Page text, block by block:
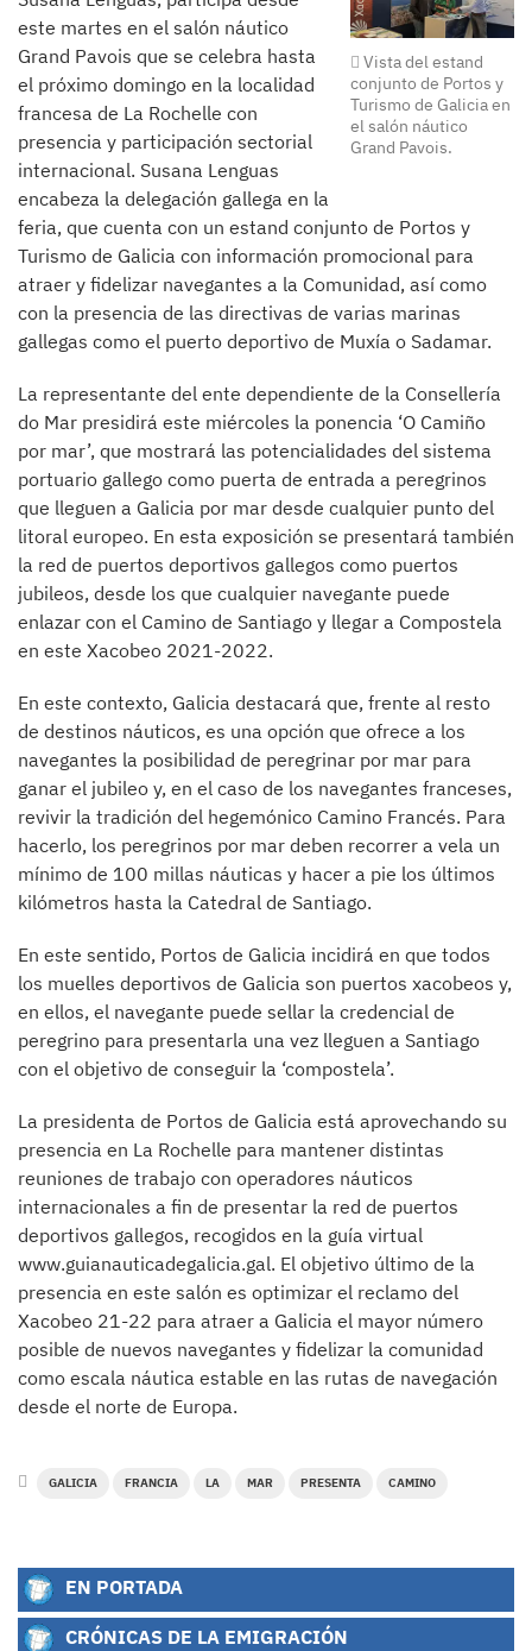
Vista del estand
conjunto de Portos y
Turismo de Galicia en
el salón náutico
Grand Pavois.
este martes en el salón náutico
Grand Pavois que se celebra hasta
el próximo domingo en la localidad
francesa de La Rochelle con
presencia y participación sectorial
internacional. Susana Lenguas
encabeza la delegación gallega en la
feria, que cuenta con un estand conjunto de Portos y
Turismo de Galicia con información promocional para
atraer y fidelizar navegantes a la Comunidad, así como
con la presencia de las directivas de varias marinas
gallegas como el puerto deportivo de Muxía o Sadamar.
La representante del ente dependiente de la Consellería
do Mar presidirá este miércoles la ponencia ‘O Camiño
por mar’, que mostrará las potencialidades del sistema
portuario gallego como puerta de entrada a peregrinos
que lleguen a Galicia por mar desde cualquier punto del
litoral europeo. En esta exposición se presentará también
la red de puertos deportivos gallegos como puertos
jubileos, desde los que cualquier navegante puede
enlazar con el Camino de Santiago y llegar a Compostela
en este Xacobeo 2021-2022.
En este contexto, Galicia destacará que, frente al resto
de destinos náuticos, es una opción que ofrece a los
navegantes la posibilidad de peregrinar por mar para
ganar el jubileo y, en el caso de los navegantes franceses,
revivir la tradición del hegemónico Camino Francés. Para
hacerlo, los peregrinos por mar deben recorrer a vela un
mínimo de 100 millas náuticas y hacer a pie los últimos
kilómetros hasta la Catedral de Santiago.
En este sentido, Portos de Galicia incidirá en que todos
los muelles deportivos de Galicia son puertos xacobeos y,
en ellos, el navegante puede sellar la credencial de
peregrino para presentarla una vez lleguen a Santiago
con el objetivo de conseguir la ‘compostela’.
La presidenta de Portos de Galicia está aprovechando su
presencia en La Rochelle para mantener distintas
reuniones de trabajo con operadores náuticos
internacionales a fin de presentar la red de puertos
deportivos gallegos, recogidos en la guía virtual
www.guianauticadegalicia.gal. El objetivo último de la
presencia en este salón es optimizar el reclamo del
Xacobeo 21-22 para atraer a Galicia el mayor número
posible de nuevos navegantes y fidelizar la comunidad
como escala náutica estable en las rutas de navegación
desde el norte de Europa.
GALICIA FRANCIA LA MAR PRESENTA CAMINO
EN PORTADA
CRÓNICAS DE LA EMIGRACIÓN